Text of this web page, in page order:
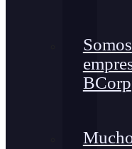
Somos
BCorp